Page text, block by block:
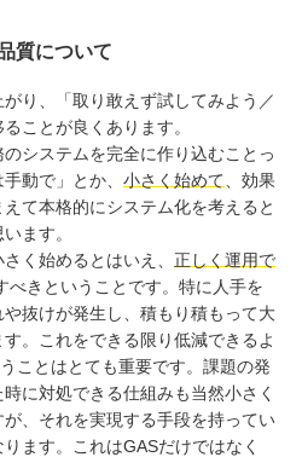
質について
り、「取り敢えず試してみよう／
ことが良くあります。
システムを完全に作り込むことっ
動で」とか、 小さく始めて 、効果
て本格的にシステム化を考えると
ます。
く始めるとはいえ、 正しく運用で
べきということです。特に人手を
抜けが発生し、積もり積もって大
。これをできる限り低減できるよ
ことはとても重要です。課題の発
に対処できる仕組みも当然小さく
、それを実現する手段を持ってい
ます。これはGASだけではなく